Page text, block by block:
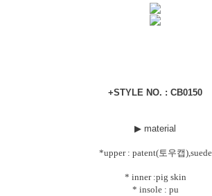
+STYLE NO. : CB0150
▶ material
*upper : patent(토우캡),suede
* inner :pig skin
* insole : pu